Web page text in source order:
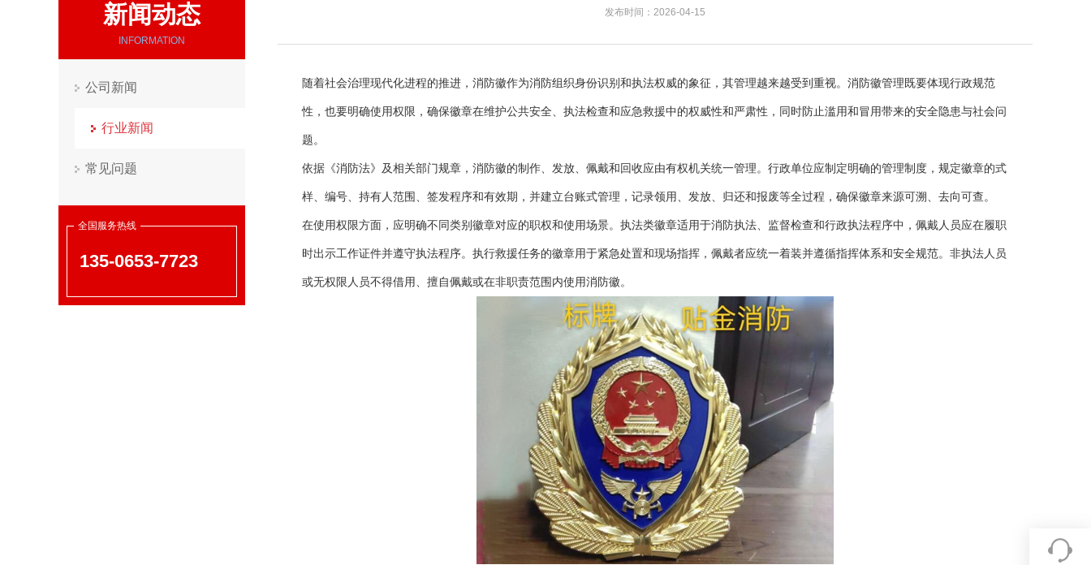
新闻动态
INFORMATION
公司新闻
行业新闻
常见问题
全国服务热线
135-0653-7723
发布时间：2026-04-15
随着社会治理现代化进程的推进，消防徽作为消防组织身份识别和执法权威的象征，其管理越来越受到重视。消防徽管理既要体现行政规范
性，也要明确使用权限，确保徽章在维护公共安全、执法检查和应急救援中的权威性和严肃性，同时防止滥用和冒用带来的安全隐患与社会问
题。
依据《消防法》及相关部门规章，消防徽的制作、发放、佩戴和回收应由有权机关统一管理。行政单位应制定明确的管理制度，规定徽章的式
样、编号、持有人范围、签发程序和有效期，并建立台账式管理，记录领用、发放、归还和报废等全过程，确保徽章来源可溯、去向可查。
在使用权限方面，应明确不同类别徽章对应的职权和使用场景。执法类徽章适用于消防执法、监督检查和行政执法程序中，佩戴人员应在履职
时出示工作证件并遵守执法程序。执行救援任务的徽章用于紧急处置和现场指挥，佩戴者应统一着装并遵循指挥体系和安全规范。非执法人员
或无权限人员不得借用、擅自佩戴或在非职责范围内使用消防徽。